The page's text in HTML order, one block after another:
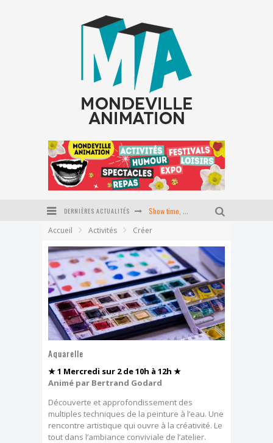
DERNIÈRES ACTUALITÉS Show time, école du P'tit coin
Journée tapisserie d'ameublement
Dimanche, j'ai clown
Effeuillage burlesque
FESTIVAL TONGS & ESPADRILLES
Accueil Activités Créer
Aquarelle
★ 1 Mercredi sur 2 de 10h à 12h ★
Animé par Bertrand Godard
Découverte et approfondissement des
multiples techniques de la peinture à l’eau. Une
rencontre artistique qui ouvre à la créativité. Le
tout dans l’ambiance conviviale de l’atelier.